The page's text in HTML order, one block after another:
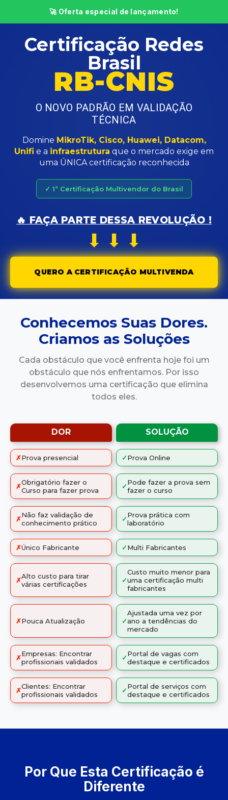
🚀 Oferta especial de lançamento!
Certificação Redes
Brasil
RB-CNIS
O NOVO PADRÃO EM VALIDAÇÃO
TÉCNICA
Domine MikroTik, Cisco, Huawei, Datacom,
Unifi e a infraestrutura que o mercado exige em
uma ÚNICA certificação reconhecida
✓ 1ª Certificação Multivendor do Brasil
🔥 FAÇA PARTE DESSA REVOLUÇÃO !
⬇ ⬇ ⬇
QUERO A CERTIFICAÇÃO MULTIVENDA
Conhecemos Suas Dores.
Criamos as Soluções
Cada obstáculo que você enfrenta hoje foi um
obstáculo que nós enfrentamos. Por isso
desenvolvemos uma certificação que elimina
todos eles.
DOR SOLUÇÃO
✗Prova presencial ✓Prova Online
✗Obrigatório fazer o
Curso para fazer prova
✓Pode fazer a prova sem
fazer o curso
✗Não faz validação de
conhecimento prático
✓Prova prática com
laboratório
✗Único Fabricante ✓Multi Fabricantes
✗Alto custo para tirar
várias certificações
✓
Custo muito menor para
uma certificação multi
fabricantes
✗Pouca Atualização ✓
Ajustada uma vez por
ano a tendências do
mercado
✗Empresas: Encontrar
profissionais validados
✓Portal de vagas com
destaque e certificados
✗Clientes: Encontrar
profissionais validados
✓Portal de serviços com
destaque e certificados
Por Que Esta Certificação é
Diferente